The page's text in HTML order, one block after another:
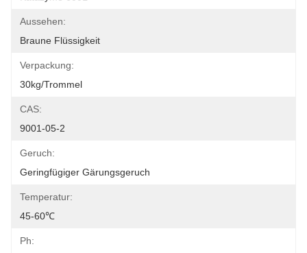
Aussehen:
Braune Flüssigkeit
Verpackung:
30kg/Trommel
CAS:
9001-05-2
Geruch:
Geringfügiger Gärungsgeruch
Temperatur:
45-60℃
Ph: